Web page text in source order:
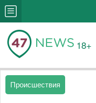
18+
Происшествия